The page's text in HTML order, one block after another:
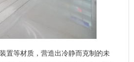
置等材质，营造出冷静而克制的未